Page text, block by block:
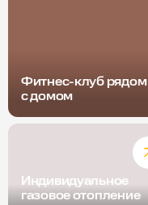
Фитнес-клуб рядом
с домом
Индивидуальное
газовое отопление